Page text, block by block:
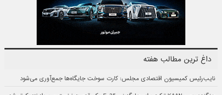
داغ ترین مطالب هفته
نایب‌رئیس کمیسیون اقتصادی مجلس: کارت سوخت جایگاه‌ها جمع‌آوری می‌شود